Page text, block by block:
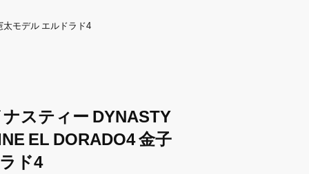
モデル エルドラド4
スティー DYNASTY
EL DORADO4 金子
ド4